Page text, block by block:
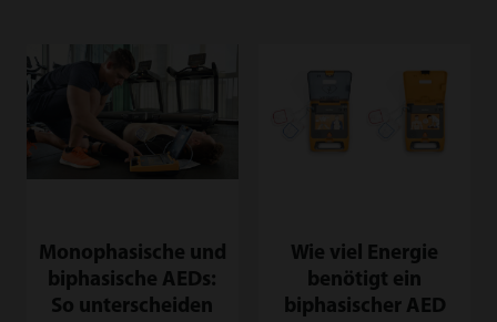
Monophasische und
biphasische AEDs:
So unterscheiden
Wie viel Energie
benötigt ein
biphasischer AED